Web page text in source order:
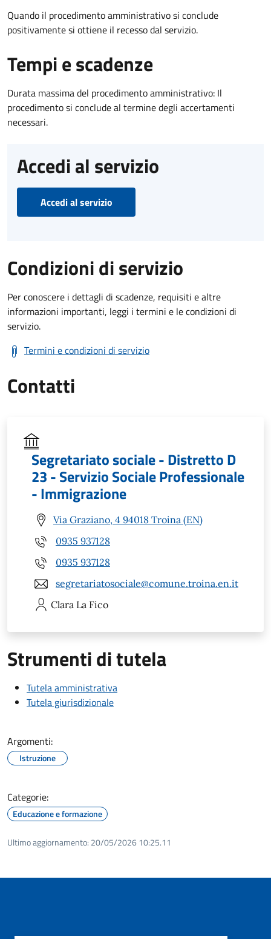
Quando il procedimento amministrativo si conclude
positivamente si ottiene il recesso dal servizio.
Tempi e scadenze
Durata massima del procedimento amministrativo: Il
procedimento si conclude al termine degli accertamenti
necessari.
Accedi al servizio
Accedi al servizio
Condizioni di servizio
Per conoscere i dettagli di scadenze, requisiti e altre
informazioni importanti, leggi i termini e le condizioni di
servizio.
Termini e condizioni di servizio
Contatti
Segretariato sociale - Distretto D
23 - Servizio Sociale Professionale
- Immigrazione
Via Graziano, 4 94018 Troina (EN)
0935 937128
0935 937128
segretariatosociale@comune.troina.en.it
Clara La Fico
Strumenti di tutela
Tutela amministrativa
Tutela giurisdizionale
Argomenti:
Istruzione
Categorie:
Educazione e formazione
Ultimo aggiornamento: 20/05/2026 10:25.11